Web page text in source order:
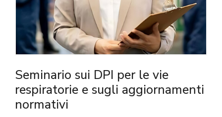
Seminario sui DPI per le vie
respiratorie e sugli aggiornamenti
normativi